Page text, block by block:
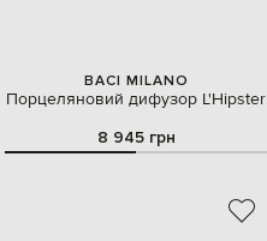
BACI MILANO
Порцеляновий дифузор L'Hipster
8 945 грн